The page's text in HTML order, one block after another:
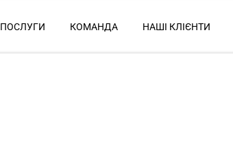
ПОСЛУГИ КОМАНДА НАШІ КЛІЄНТИ